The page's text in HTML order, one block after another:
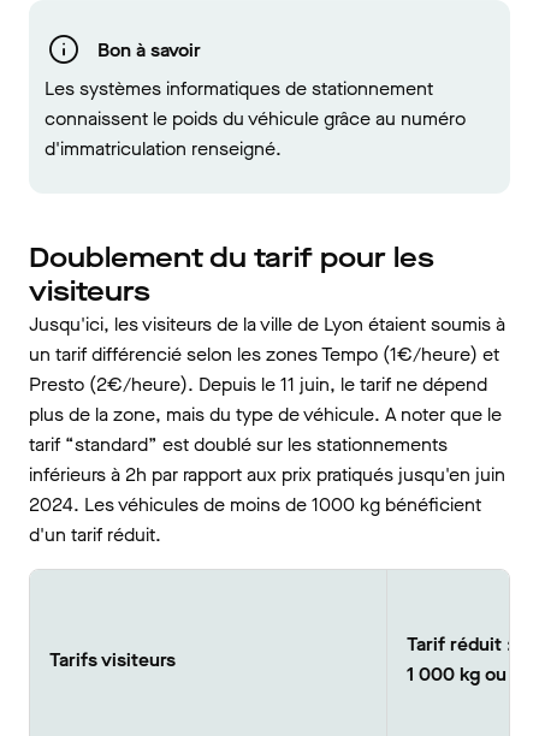
Bon à savoir
Les systèmes informatiques de stationnement
connaissent le poids du véhicule grâce au numéro
d'immatriculation renseigné.
Doublement du tarif pour les
visiteurs
Jusqu'ici, les visiteurs de la ville de Lyon étaient soumis à
un tarif différencié selon les zones Tempo (1€/heure) et
Presto (2€/heure). Depuis le 11 juin, le tarif ne dépend
plus de la zone, mais du type de véhicule. A noter que le
tarif “standard” est doublé sur les stationnements
inférieurs à 2h par rapport aux prix pratiqués jusqu'en juin
2024. Les véhicules de moins de 1000 kg bénéficient
d'un tarif réduit.
Tarifs visiteurs
Tarif réduit :
1 000 kg ou